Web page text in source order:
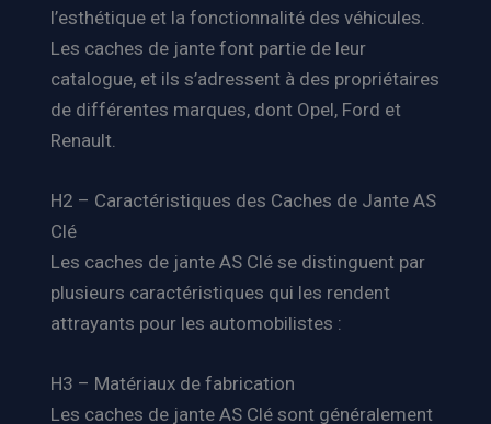
l’esthétique et la fonctionnalité des véhicules.
Les caches de jante font partie de leur
catalogue, et ils s’adressent à des propriétaires
de différentes marques, dont Opel, Ford et
Renault.
H2 – Caractéristiques des Caches de Jante AS
Clé
Les caches de jante AS Clé se distinguent par
plusieurs caractéristiques qui les rendent
attrayants pour les automobilistes :
H3 – Matériaux de fabrication
Les caches de jante AS Clé sont généralement